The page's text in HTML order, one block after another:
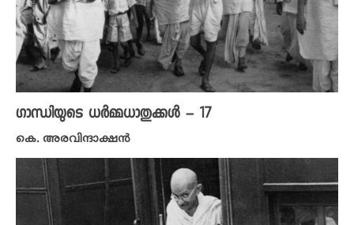
ഗാന്ധിയുടെ ധർമ്മധാതുക്കൾ – 17
കെ. അരവിന്ദാക്ഷൻ